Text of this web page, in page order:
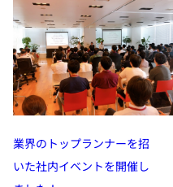
業界のトップランナーを招
いた社内イベントを開催し